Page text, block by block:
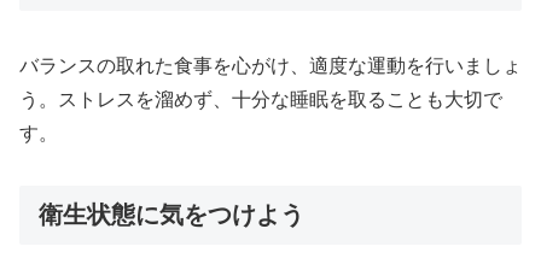
バランスの取れた食事を心がけ、適度な運動を行いましょ
う。ストレスを溜めず、十分な睡眠を取ることも大切で
す。
衛生状態に気をつけよう